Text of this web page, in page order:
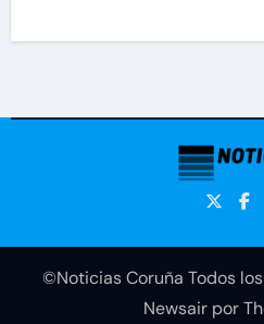
©Noticias Coruña Todos
Newsairpor